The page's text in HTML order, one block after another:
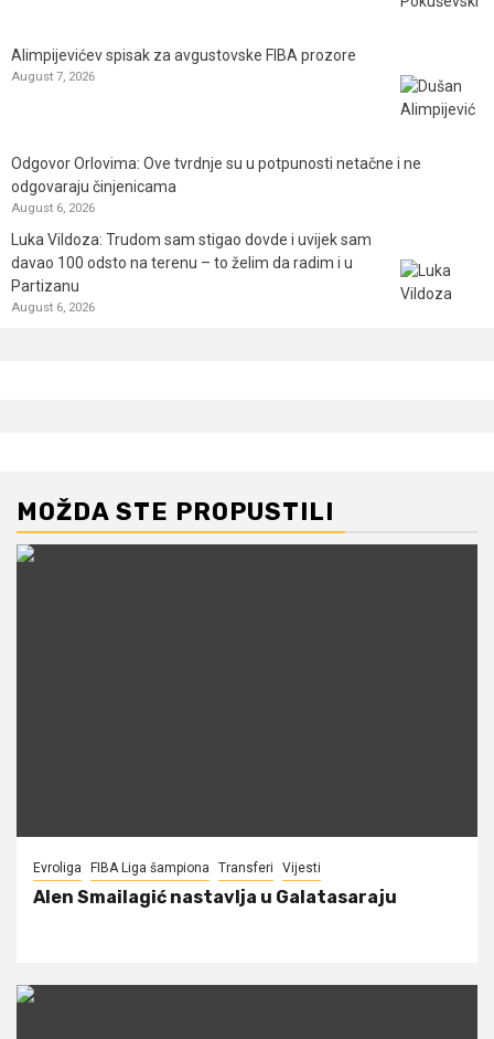
Alimpijevićev spisak za avgustovske FIBA prozore
August 7, 2026
Odgovor Orlovima: ​Ove tvrdnje su u potpunosti netačne i ne
odgovaraju činjenicama
August 6, 2026
Luka Vildoza: Trudom sam stigao dovde i uvijek sam
davao 100 odsto na terenu – to želim da radim i u
Partizanu
August 6, 2026
MOŽDA STE PROPUSTILI
Evroliga FIBA Liga šampiona Transferi Vijesti
Alen Smailagić nastavlja u Galatasaraju